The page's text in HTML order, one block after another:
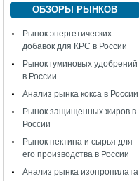
ОБЗОРЫ РЫНКОВ
Рынок энергетических
добавок для КРС в России
Рынок гуминовых удобрений
в России
Анализ рынка кокса в России
Рынок защищенных жиров в
России
Рынок пектина и сырья для
его производства в России
Анализ рынка изопропилата